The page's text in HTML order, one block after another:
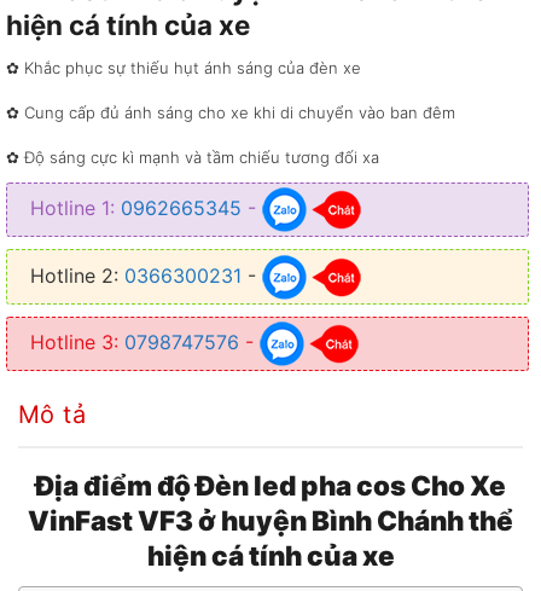
hiện cá tính của xe
✿ Khắc phục sự thiếu hụt ánh sáng của đèn xe
✿ Cung cấp đủ ánh sáng cho xe khi di chuyển vào ban đêm
✿ Độ sáng cực kì mạnh và tầm chiếu tương đối xa
✿ Giúp ánh sáng mạnh hơn gấp 3 lần so với ánh sáng zin
Hotline 1: 0962665345 -
Hotline 2: 0366300231 -
Hotline 3: 0798747576 -
Mô tả
Địa điểm độ Đèn led pha cos Cho Xe
VinFast VF3 ở huyện Bình Chánh thể
hiện cá tính của xe